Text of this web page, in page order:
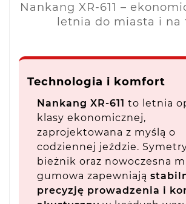
Nankang XR-611 –
letnia do miasta i na
Technologia i komfort
Nankang XR-611 to letnia
klasy ekonomicznej,
zaprojektowana z myślą o
codziennej jeździe.
bieżnik oraz nowoczesna
gumowa zapewniają
precyzję prowadzenia i